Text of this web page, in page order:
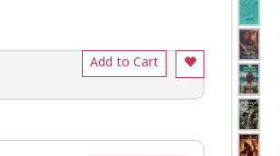
Add to Cart